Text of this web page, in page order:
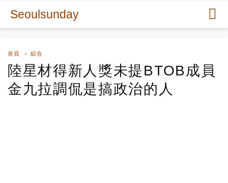
Seoulsunday
首頁 綜合
陸星材得新人獎未提BTOB成員
金九拉調侃是搞政治的人